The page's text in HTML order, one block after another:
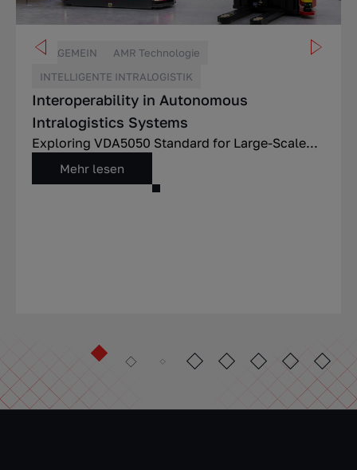
ALLGEMEIN
AMR Technologie
INTELLIGENTE INTRALOGISTIK
Interoperability in Autonomous
Intralogistics Systems
Exploring VDA5050 Standard for Large-Scale...
Mehr lesen